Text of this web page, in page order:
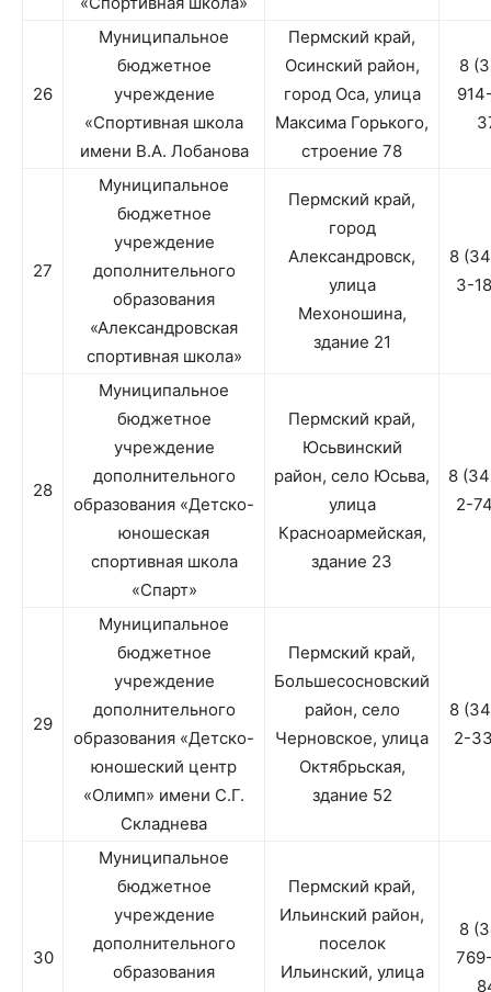
26
Муниципальное
бюджетное
учреждение
«Спортивная школа
имени В.А. Лобанова
Пермский край,
Осинский район,
город Оса, улица
Максима Горького,
строение 78
8
27
Муниципальное
бюджетное
учреждение
дополнительного
образования
«Александровская
спортивная школа»
Пермский край,
город
Александровск,
улица
Мехоношина,
здание 21
8
3-
28
Муниципальное
бюджетное
учреждение
дополнительного
образования «Детско-
юношеская
спортивная школа
«Спарт»
Пермский край,
Юсьвинский
район, село Юсьва,
улица
Красноармейская,
здание 23
8
2-
29
Муниципальное
бюджетное
учреждение
дополнительного
образования «Детско-
юношеский центр
«Олимп» имени С.Г.
Складнева
Пермский край,
Большесосновский
район, село
Черновское, улица
Октябрьская,
здание 52
8
2-
30
Муниципальное
бюджетное
учреждение
дополнительного
образования
Пермский край,
Ильинский район,
поселок
Ильинский, улица
8